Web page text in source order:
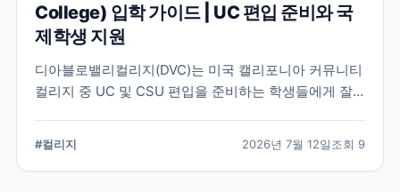
College) 입학 가이드 | UC 편입 준비와 국
제학생 지원
디아블로밸리컬리지(DVC)는 미국 캘리포니아 커뮤니티
컬리지 중 UC 및 CSU 편입을 준비하는 학생들에게 잘
정리했습니다.
#컬리지 2026년 7월 12일조회 9